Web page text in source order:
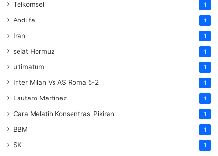
Telkomsel 1
Andi fai 1
Iran 1
selat Hormuz 1
ultimatum 1
Inter Milan Vs AS Roma 5-2 1
Lautaro Martinez 1
Cara Melatih Konsentrasi Pikiran 1
BBM 1
SK 1